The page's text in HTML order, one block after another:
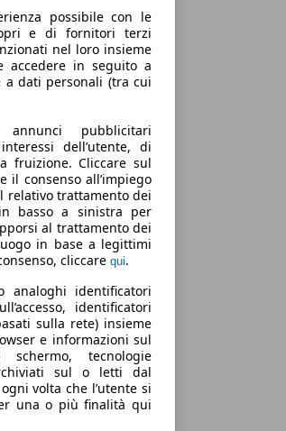
possibile con le
e di fornitori terzi
nel loro insieme
accedere in seguito a
a dati personali (tra cui
pubblicitari
dell’utente, di
fruizione. Cliccare sul
il consenso all’impiego
relativo trattamento dei
basso a sinistra per
al trattamento dei
in base a legittimi
cliccare qui.
analoghi identificatori
identificatori
sulla rete) insieme
e informazioni sul
tecnologie
sul o letti dal
volta che l’utente si
una o più finalità qui